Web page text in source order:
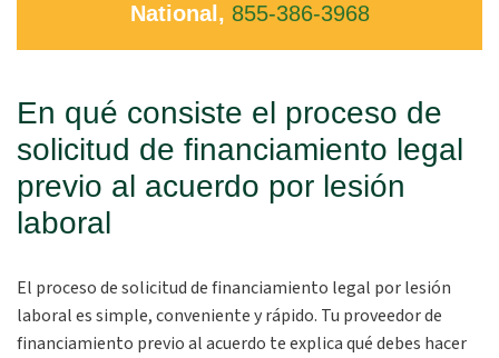
National, 855-386-3968
En qué consiste el proceso de
solicitud de financiamiento legal
previo al acuerdo por lesión
laboral
El proceso de solicitud de financiamiento legal por lesión
laboral es simple, conveniente y rápido. Tu proveedor de
financiamiento previo al acuerdo te explica qué debes hacer